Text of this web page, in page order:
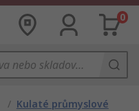
0
/ Kulaté průmyslové